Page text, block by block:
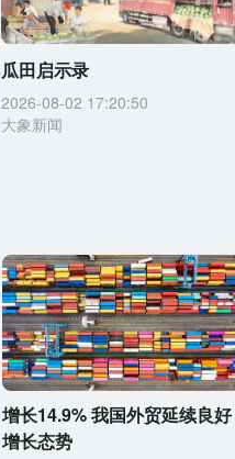
瓜田启示录
2026-08-02 17:20:50
大象新闻
增长14.9% 我国外贸延续良好
增长态势